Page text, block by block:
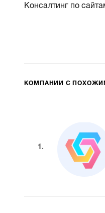
Консалтинг по
КОМПАНИИ С
1.